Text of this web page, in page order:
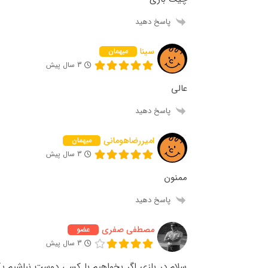
پاسخ دهید
سینا
میهمان
3 سال پیش
عالی
پاسخ دهید
امیررضاهومانی
میهمان
3 سال پیش
ممنون
پاسخ دهید
مصطفی صفری
عضو
3 سال پیش